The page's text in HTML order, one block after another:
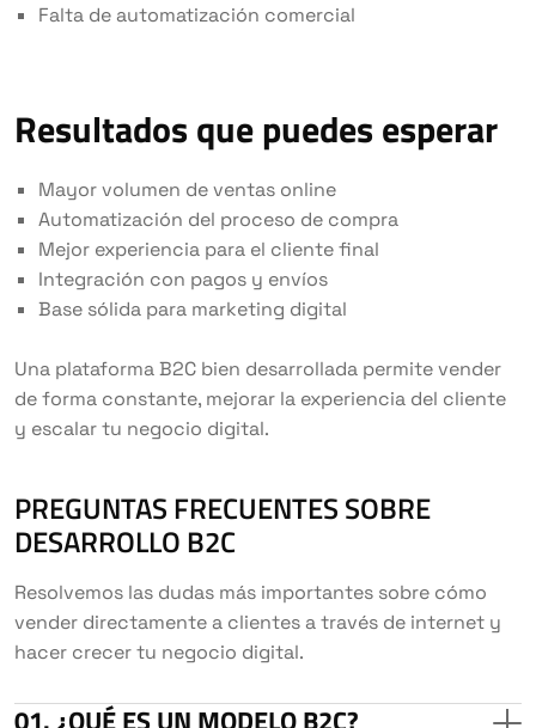
Falta de automatización comercial
Resultados que puedes esperar
Mayor volumen de ventas online
Automatización del proceso de compra
Mejor experiencia para el cliente final
Integración con pagos y envíos
Base sólida para marketing digital
Una plataforma B2C bien desarrollada permite vender
de forma constante, mejorar la experiencia del cliente
y escalar tu negocio digital.
PREGUNTAS FRECUENTES SOBRE
DESARROLLO B2C
Resolvemos las dudas más importantes sobre cómo
vender directamente a clientes a través de internet y
hacer crecer tu negocio digital.